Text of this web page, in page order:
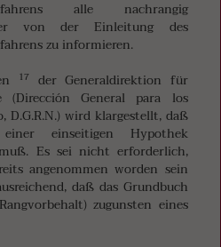
alle nachrangig
von der Einleitung des
zu informieren.
17 der Generaldirektion für
(Dirección General para los
D.G.R.N.) wird klargestellt, daß
einseitigen Hypothek
Es sei nicht erforderlich,
angenommen worden sein
daß das Grundbuch
zugunsten eines